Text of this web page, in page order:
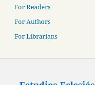
For Readers
For Authors
For Librarians